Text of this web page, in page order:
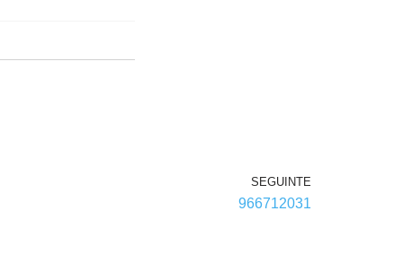
SEGUINTE
966712031